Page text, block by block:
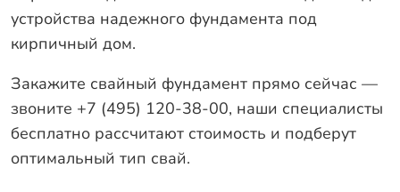
устройства надежного фундамента под
кирпичный дом.
Закажите свайный фундамент прямо сейчас —
звоните +7 (495) 120-38-00, наши специалисты
бесплатно рассчитают стоимость и подберут
оптимальный тип свай.